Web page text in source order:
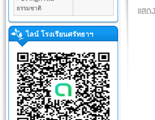
ธรรมชาติ
ไลน์ โรงเรียนศรัทธาฯ